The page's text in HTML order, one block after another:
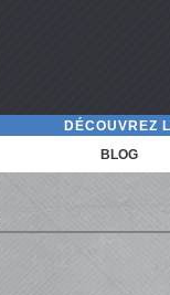
DÉCOUVREZ
BLOG